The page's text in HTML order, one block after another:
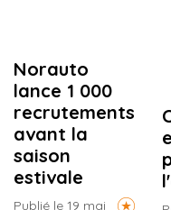
Norauto
lance 1 000
recrutements
avant la
saison
estivale
Publié le 19 mai